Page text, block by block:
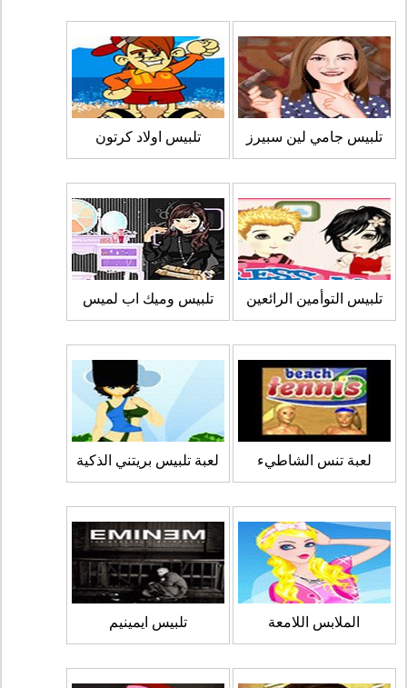
تلبيس جامي لين سبيرز تلبيس اولاد كرتون
تلبيس التوأمين الرائعين تلبيس وميك اب لميس
لعبة تنس الشاطيء لعبة تلبيس بريتني الذكية
الملابس اللامعة تلبيس ايمينيم